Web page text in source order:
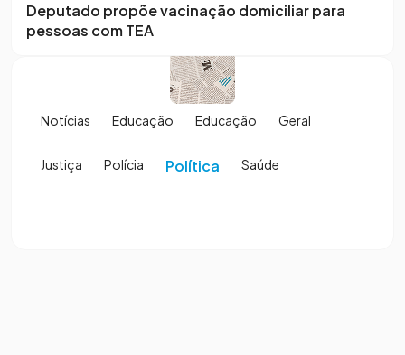
Deputado propõe vacinação domiciliar para
pessoas com TEA
Notícias Educação Educação Geral
Justiça Polícia Política Saúde